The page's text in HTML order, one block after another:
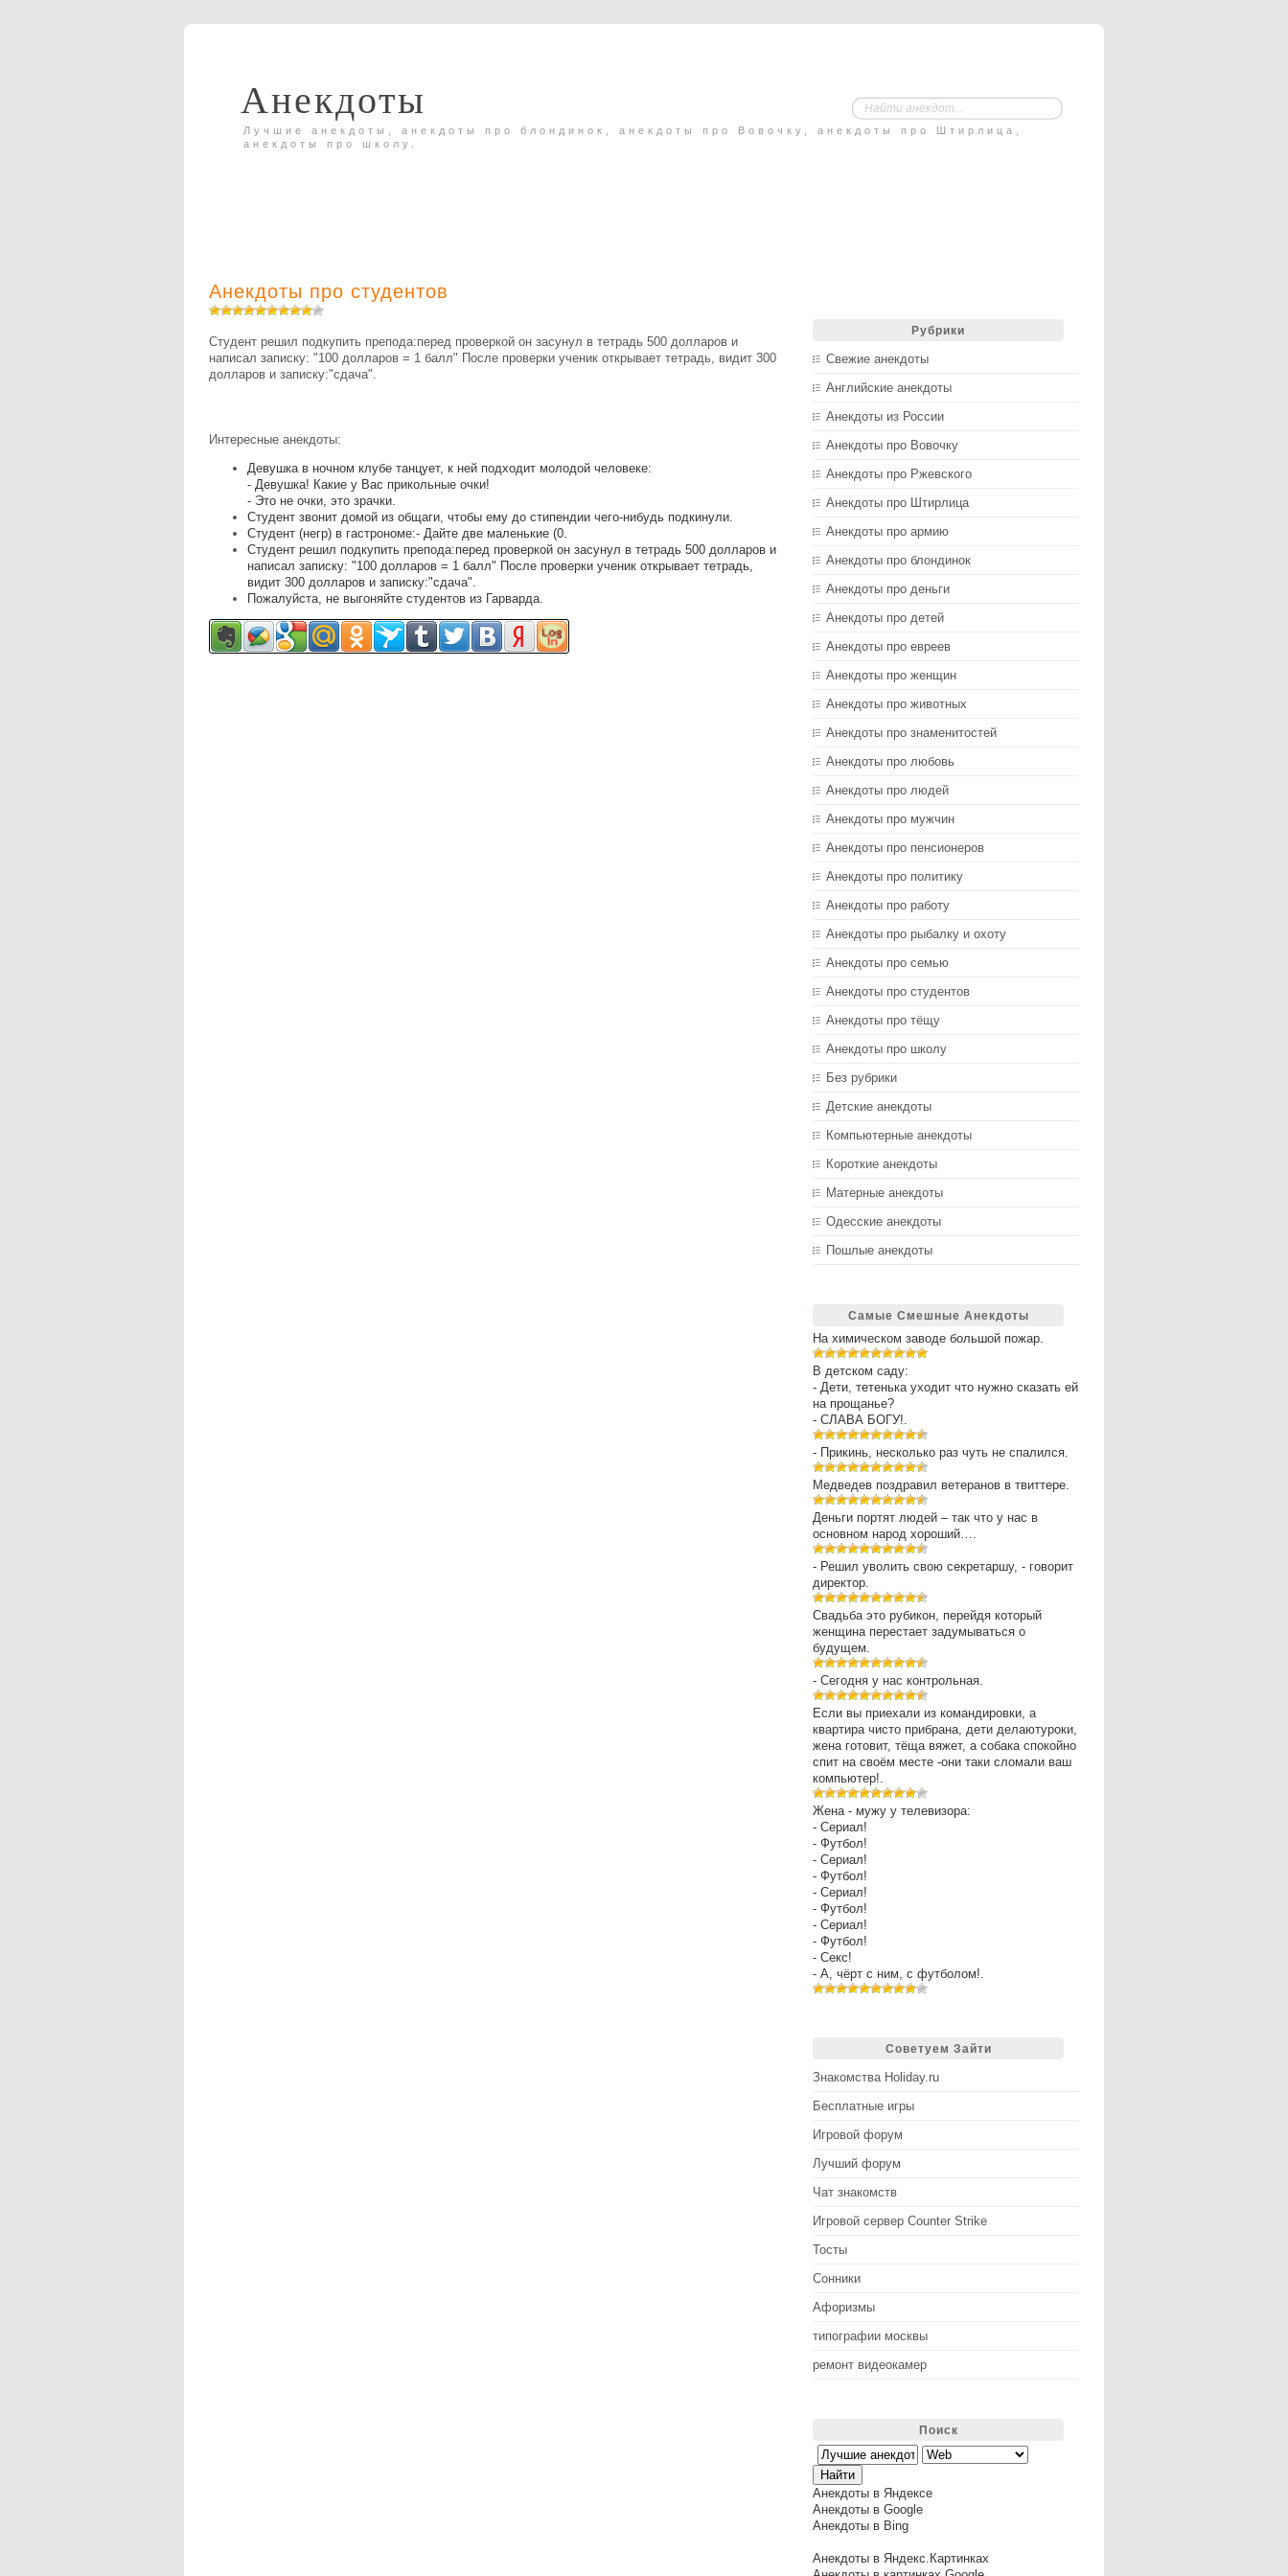
Анекдоты
Лучшие анекдоты, анекдоты про блондинок, анекдоты про Вовочку, анекдоты про Штирлица,
анекдоты про школу.
Анекдоты про студентов
Студент решил подкупить препода:перед проверкой он засунул в тетрадь 500 долларов и
написал записку: "100 долларов = 1 балл" После проверки ученик открывает тетрадь, видит 300
долларов и записку:"сдача".
Интересные анекдоты:
Девушка в ночном клубе танцует, к ней подходит молодой человеке:
- Девушка! Какие у Вас прикольные очки!
- Это не очки, это зрачки.
Студент звонит домой из общаги, чтобы ему до стипендии чего-нибудь подкинули.
Студент (негр) в гастрономе:- Дайте две маленькие (0.
Студент решил подкупить препода:перед проверкой он засунул в тетрадь 500 долларов и
написал записку: "100 долларов = 1 балл" После проверки ученик открывает тетрадь,
видит 300 долларов и записку:"сдача".
Пожалуйста, не выгоняйте студентов из Гарварда.
Рубрики
Свежие анекдоты
Английские анекдоты
Анекдоты из России
Анекдоты про Вовочку
Анекдоты про Ржевского
Анекдоты про Штирлица
Анекдоты про армию
Анекдоты про блондинок
Анекдоты про деньги
Анекдоты про детей
Анекдоты про евреев
Анекдоты про женщин
Анекдоты про животных
Анекдоты про знаменитостей
Анекдоты про любовь
Анекдоты про людей
Анекдоты про мужчин
Анекдоты про пенсионеров
Анекдоты про политику
Анекдоты про работу
Анекдоты про рыбалку и охоту
Анекдоты про семью
Анекдоты про студентов
Анекдоты про тёщу
Анекдоты про школу
Без рубрики
Детские анекдоты
Компьютерные анекдоты
Короткие анекдоты
Матерные анекдоты
Одесские анекдоты
Пошлые анекдоты
Самые Смешные Анекдоты
На химическом заводе большой пожар.
В детском саду:
- Дети, тетенька уходит что нужно сказать ей
на прощанье?
- СЛАВА БОГУ!.
- Прикинь, несколько раз чуть не спалился.
Медведев поздравил ветеранов в твиттере.
Деньги портят людей – так что у нас в
основном народ хороший….
- Решил уволить свою секретаршу, - говорит
директор.
Свадьба это рубикон, перейдя который
женщина перестает задумываться о
будущем.
- Сегодня у нас контрольная.
Если вы приехали из командировки, а
квартира чисто прибрана, дети делаютуроки,
жена готовит, тёща вяжет, а собака спокойно
спит на своём месте -они таки сломали ваш
компьютер!.
Жена - мужу у телевизора:
- Сериал!
- Футбол!
- Сериал!
- Футбол!
- Сериал!
- Футбол!
- Сериал!
- Футбол!
- Секс!
- А, чёрт с ним, с футболом!.
Советуем Зайти
Знакомства Holiday.ru
Бесплатные игры
Игровой форум
Лучший форум
Чат знакомств
Игровой сервер Counter Strike
Тосты
Сонники
Афоризмы
типографии москвы
ремонт видеокамер
Поиск
Анекдоты в Яндексе
Анекдоты в Google
Анекдоты в Bing
Анекдоты в Яндекс.Картинках